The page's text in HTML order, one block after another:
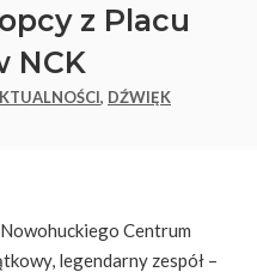
z Placu
NCK
, DŹWIĘK
Centrum
legendarny zespół –